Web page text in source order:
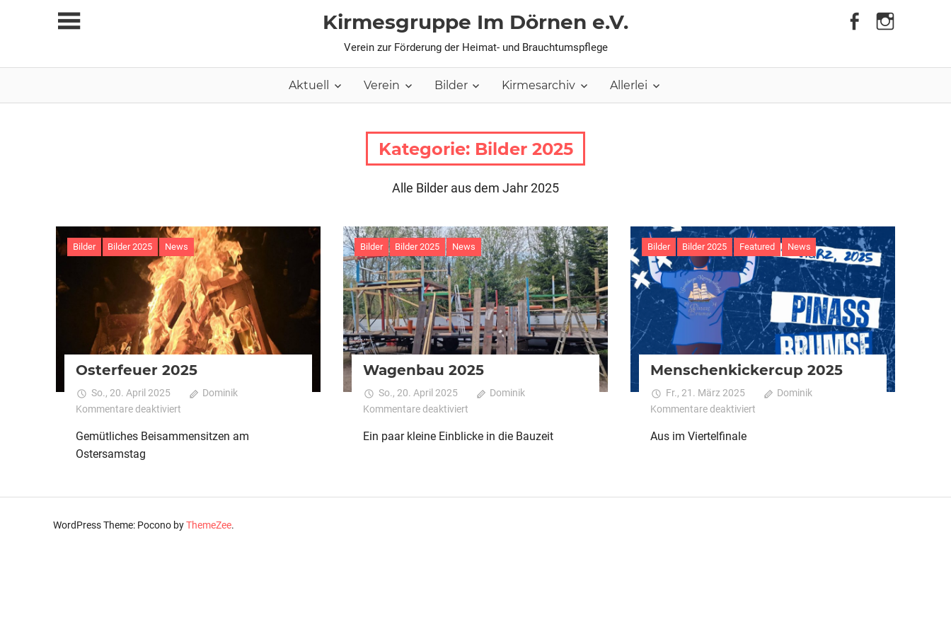
Kirmesgruppe Im Dörnen e.V.
Verein zur Förderung der Heimat- und Brauchtumspflege
Aktuell Verein Bilder Kirmesarchiv Allerlei
Kategorie: Bilder 2025
Alle Bilder aus dem Jahr 2025
Bilder Bilder 2025 News
Osterfeuer 2025
So., 20. April 2025
Dominik
Kommentare deaktiviert
2025
Gemütliches Beisammensitzen am
Ostersamstag
Bilder Bilder 2025 News
Wagenbau 2025
So., 20. April 2025
Dominik
Kommentare deaktiviert
2025
Ein paar kleine Einblicke in die Bauzeit
Bilder Bilder 2025 Featured News
Menschenkickercup 2025
Fr., 21. März 2025
Dominik
Kommentare deaktiviert
Aus im Viertelfinale
WordPress Theme: Pocono byThemeZee.